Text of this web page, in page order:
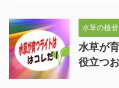
水草の植
水草が
役立つ